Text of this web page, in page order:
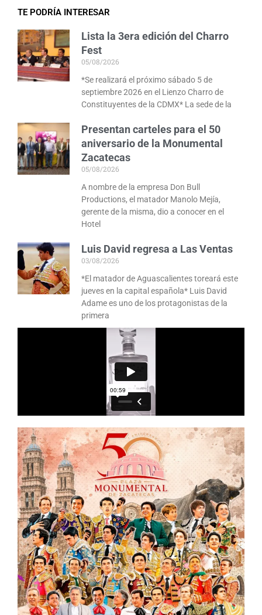
TE PODRÍA INTERESAR
Lista la 3era edición del Charro
Fest
05/08/2026
*Se realizará el próximo sábado 5 de
septiembre 2026 en el Lienzo Charro de
Constituyentes de la CDMX* La sede de la
Presentan carteles para el 50
aniversario de la Monumental
Zacatecas
05/08/2026
A nombre de la empresa Don Bull
Productions, el matador Manolo Mejía,
gerente de la misma, dio a conocer en el
Hotel
Luis David regresa a Las Ventas
03/08/2026
*El matador de Aguascalientes toreará este
jueves en la capital española* Luis David
Adame es uno de los protagonistas de la
primera